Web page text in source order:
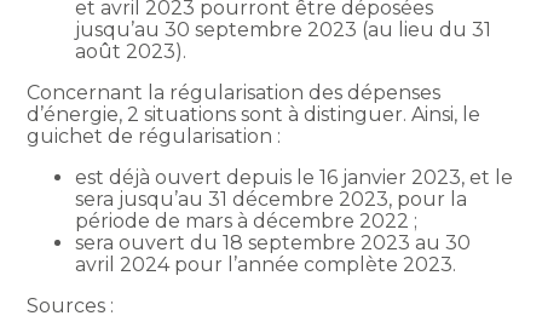
et avril 2023 pourront être déposées
jusqu’au 30 septembre 2023 (au lieu du 31
août 2023).
Concernant la régularisation des dépenses
d’énergie, 2 situations sont à distinguer. Ainsi, le
guichet de régularisation :
est déjà ouvert depuis le 16 janvier 2023, et le
sera jusqu’au 31 décembre 2023, pour la
période de mars à décembre 2022 ;
sera ouvert du 18 septembre 2023 au 30
avril 2024 pour l’année complète 2023.
Sources :